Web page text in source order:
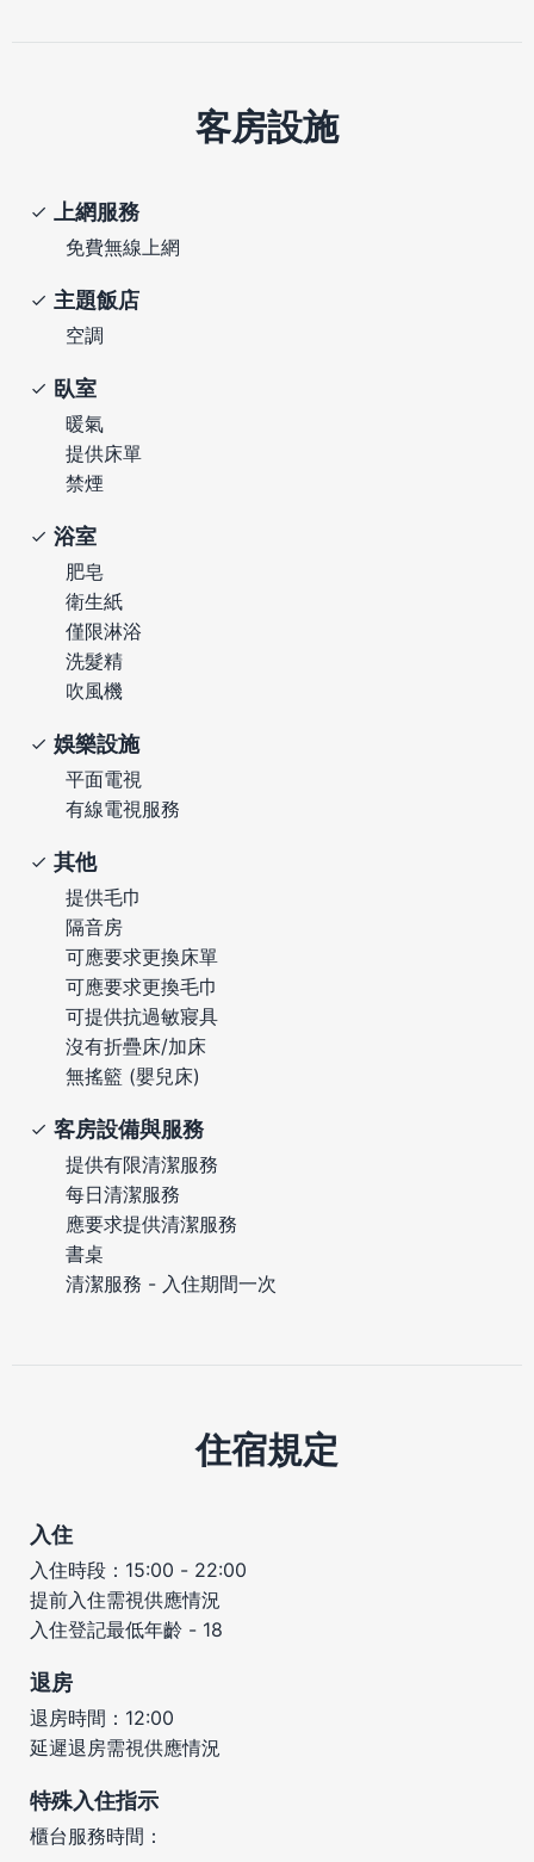
客房設施
上網服務
免費無線上網
主題飯店
空調
臥室
暖氣
提供床單
禁煙
浴室
肥皂
衛生紙
僅限淋浴
洗髮精
吹風機
娛樂設施
平面電視
有線電視服務
其他
提供毛巾
隔音房
可應要求更換床單
可應要求更換毛巾
可提供抗過敏寢具
沒有折疊床/加床
無搖籃 (嬰兒床)
客房設備與服務
提供有限清潔服務
每日清潔服務
應要求提供清潔服務
書桌
清潔服務 - 入住期間一次
住宿規定
入住
入住時段：15:00 - 22:00
提前入住需視供應情況
入住登記最低年齡 - 18
退房
退房時間：12:00
延遲退房需視供應情況
特殊入住指示
櫃台服務時間：